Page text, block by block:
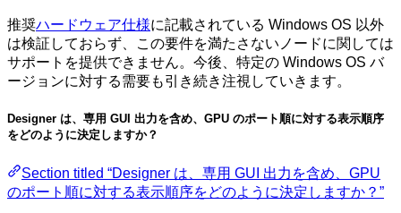
推奨ハードウェア仕様に記載されている Windows OS 以外
は検証しておらず、この要件を満たさないノードに関しては
サポートを提供できません。今後、特定の Windows OS バ
ージョンに対する需要も引き続き注視していきます。
Designer は、専用 GUI 出力を含め、GPU のポート順に対する表示順序
をどのように決定しますか？
Section titled “Designer は、専用 GUI 出力を含め、GPU
のポート順に対する表示順序をどのように決定しますか？”